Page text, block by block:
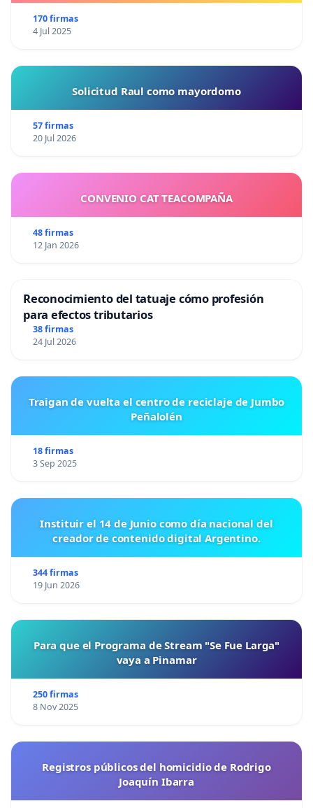
170 firmas
4 Jul 2025
Solicitud Raul como mayordomo
57 firmas
20 Jul 2026
CONVENIO CAT TEACOMPAÑA
48 firmas
12 Jan 2026
Reconocimiento del tatuaje cómo profesión
para efectos tributarios
38 firmas
24 Jul 2026
Traigan de vuelta el centro de reciclaje de Jumbo
Peñalolén
18 firmas
3 Sep 2025
Instituir el 14 de Junio como día nacional del
creador de contenido digital Argentino.
344 firmas
19 Jun 2026
Para que el Programa de Stream "Se Fue Larga"
vaya a Pinamar
250 firmas
8 Nov 2025
Registros públicos del homicidio de Rodrigo
Joaquín Ibarra